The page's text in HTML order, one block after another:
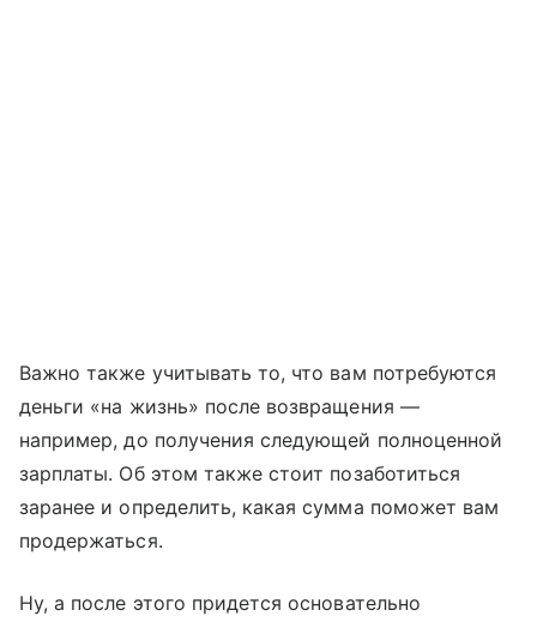
Важно также учитывать то, что вам потребуются
деньги «на жизнь» после возвращения —
например, до получения следующей полноценной
зарплаты. Об этом также стоит позаботиться
заранее и определить, какая сумма поможет вам
продержаться.
Ну, а после этого придется основательно